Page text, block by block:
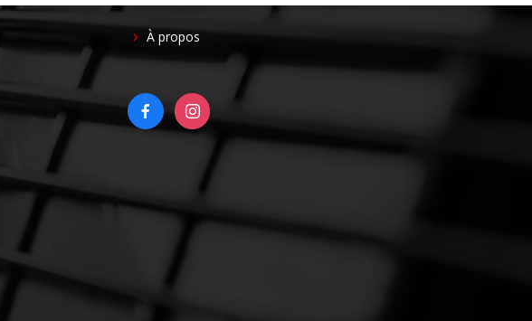
FOOTER
RIGHT
À propos
FACEBOOKINSTAGRAM